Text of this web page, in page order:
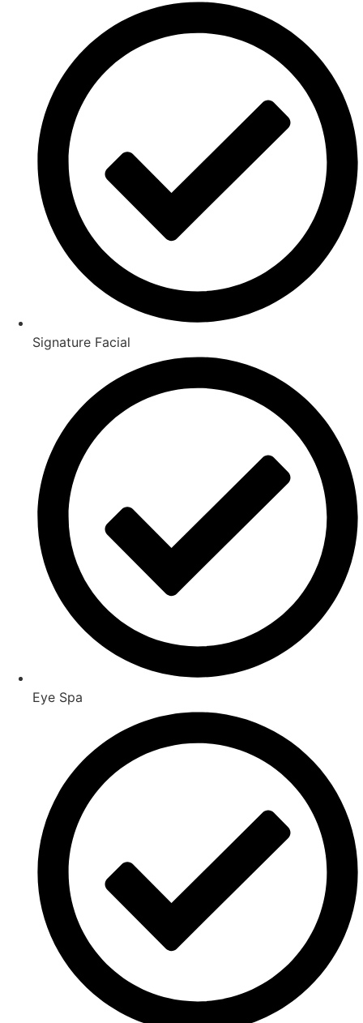
Signature Facial
Eye Spa